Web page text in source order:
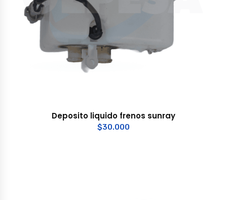
Deposito liquido frenos sunray
$30.000